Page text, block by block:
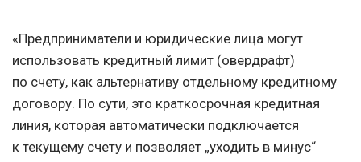
«Предприниматели и юридические лица могут
использовать кредитный лимит (овердрафт)
по счету, как альтернативу отдельному кредитному
договору. По сути, это краткосрочная кредитная
линия, которая автоматически подключается
к текущему счету и позволяет „уходить в минус“